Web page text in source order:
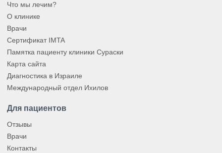
Что мы лечим?
О клинике
Врачи
Сертификат IMTA
Памятка пациенту клиники Сураски
Карта сайта
Диагностика в Израиле
Международный отдел Ихилов
Для пациентов
Отзывы
Врачи
Контакты